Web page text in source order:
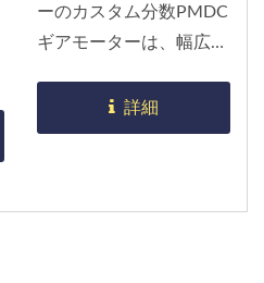
ーのカスタム分数PMDC
ギアモーターは、幅広い
に最適です。詳細